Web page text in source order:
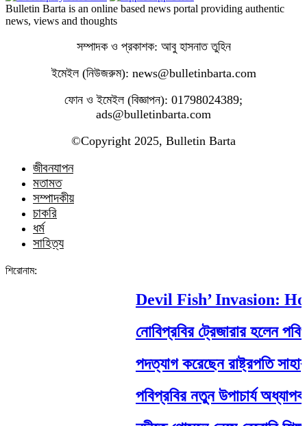
Bulletin Barta is an online based news portal providing authentic
news, views and thoughts
সম্পাদক ও প্রকাশক: আবু হাসনাত তুহিন
ইমেইল (নিউজরুম): news@bulletinbarta.com
ফোন ও ইমেইল (বিজ্ঞাপন): 01798024389;
ads@bulletinbarta.com
©️Copyright 2025, Bulletin Barta
জীবনযাপন
মতামত
সম্পাদকীয়
চাকরি
ধর্ম
সাহিত্য
শিরোনাম:
Devil Fish’ Invasion: How
নোবিপ্রবির ট্রেজারার হলেন
পদত্যাগ করেছেন রাষ্ট্রপতি সাহাবুদ্দিন
পবিপ্রবির নতুন উপাচার্য অধ্যাপক